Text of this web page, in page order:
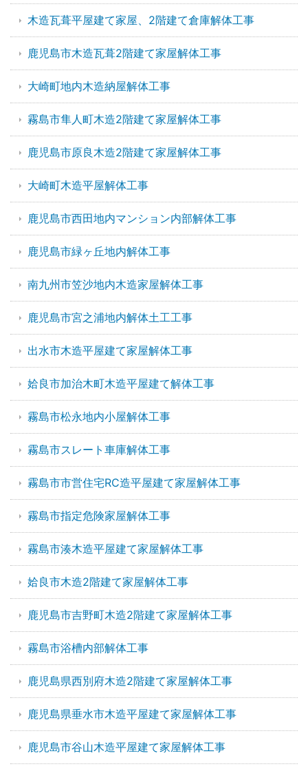
木造瓦葺平屋建て家屋、2階建て倉庫解体工事
鹿児島市木造瓦葺2階建て家屋解体工事
大崎町地内木造納屋解体工事
霧島市隼人町木造2階建て家屋解体工事
鹿児島市原良木造2階建て家屋解体工事
大崎町木造平屋解体工事
鹿児島市西田地内マンション内部解体工事
鹿児島市緑ヶ丘地内解体工事
南九州市笠沙地内木造家屋解体工事
鹿児島市宮之浦地内解体土工工事
出水市木造平屋建て家屋解体工事
姶良市加治木町木造平屋建て解体工事
霧島市松永地内小屋解体工事
霧島市スレート車庫解体工事
霧島市市営住宅RC造平屋建て家屋解体工事
霧島市指定危険家屋解体工事
霧島市湊木造平屋建て家屋解体工事
姶良市木造2階建て家屋解体工事
鹿児島市吉野町木造2階建て家屋解体工事
霧島市浴槽内部解体工事
鹿児島県西別府木造2階建て家屋解体工事
鹿児島県垂水市木造平屋建て家屋解体工事
鹿児島市谷山木造平屋建て家屋解体工事